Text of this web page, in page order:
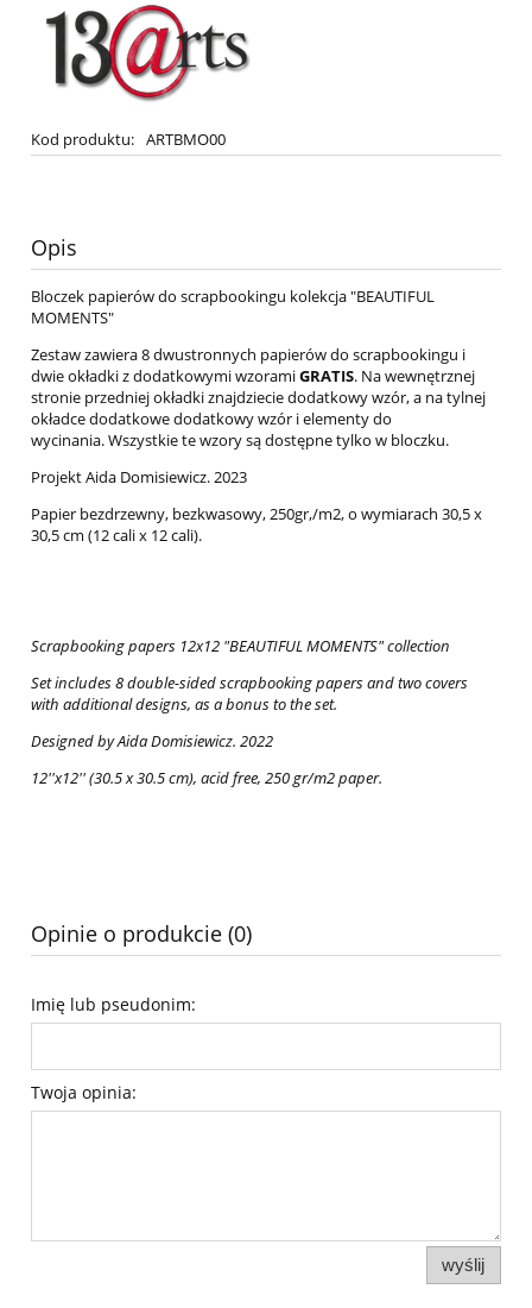
Kod produktu: ARTBMO00
Opis
Bloczek papierów do scrapbookingu kolekcja "BEAUTIFUL
MOMENTS"
Zestaw zawiera 8 dwustronnych papierów do scrapbookingu i
dwie okładki z dodatkowymi wzoramiGRATIS. Na wewnętrznej
stronie przedniej okładki znajdziecie dodatkowy wzór, a na tylnej
okładce dodatkowe dodatkowy wzór i elementy do
wycinania. Wszystkie te wzory są dostępne tylko w bloczku.
Projekt Aida Domisiewicz. 2023
Papier bezdrzewny, bezkwasowy, 250gr,/m2, o wymiarach 30,5 x
30,5 cm (12 cali x 12 cali).
Scrapbooking papers 12x12 "BEAUTIFUL MOMENTS" collection
Set includes 8 double-sided scrapbooking papers and two covers
with additional designs, as a bonus to the set.
Designed by Aida Domisiewicz. 2022
12''x12'' (30.5 x 30.5 cm), acid free, 250 gr/m2 paper.
Opinie o produkcie (0)
Imię lub pseudonim:
Twoja opinia:
wyślij